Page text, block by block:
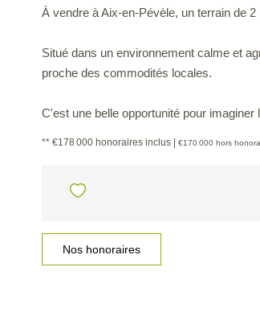
À vendre à Aix-en-Pévèle, un terrain de
Situé dans un environnement calme et
proche des commodités locales.
C'est une belle opportunité pour
** €178 000 honoraires inclus €170 000 hors
Nos honoraires